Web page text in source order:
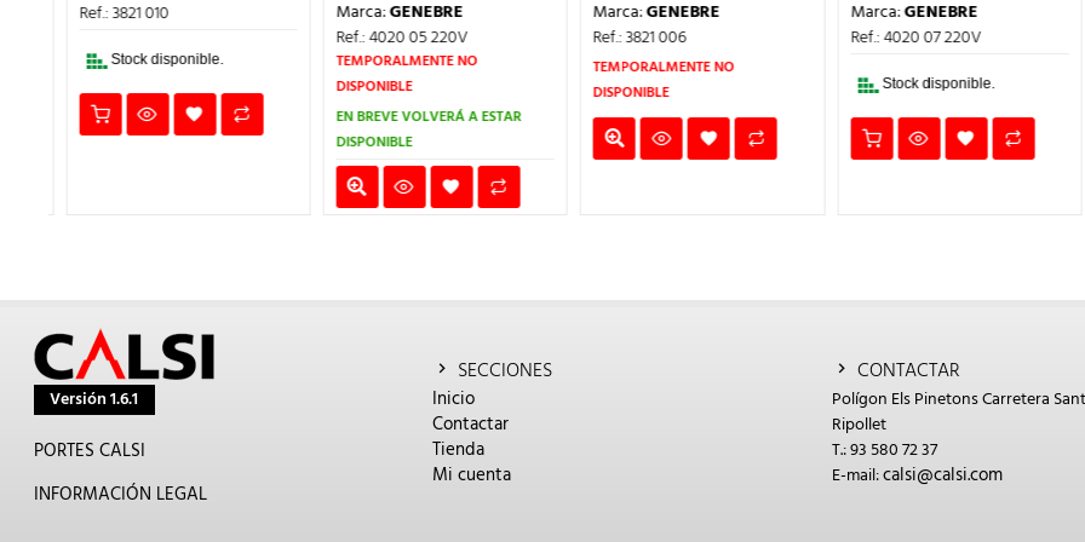
ERA:
Ref.: 3821 010
Stock disponible.
ORIGINAL
ERA:
115,42€.
Marca:GENEBRE
Ref.: 4020 05 220V
TEMPORALMENTE NO
DISPONIBLE
EN BREVE VOLVERÁ A ESTAR
DISPONIBLE
ORIGINAL
ERA:
6,55€.
ACTUAL
4,91€.
Marca:GENEBRE
Ref.: 3821 006
TEMPORALMENTE NO
DISPONIBLE
ORIGINAL
ERA:
Marca:GENEBRE
Ref.: 4020 07 220V
Stock disponible.
Versión 1.6.1
PORTES CALSI
INFORMACIÓN LEGAL
SECCIONES
Inicio
Contactar
Tienda
Mi cuenta
CONTACTAR
Polígon Els Pinetons Carretera
Ripollet
T.: 93 580 72 37
E-mail:calsi@calsi.com